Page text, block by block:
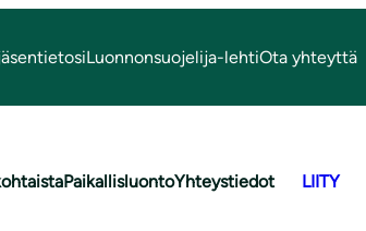
Luonnonsuojelija-lehtiOta yhteyttä
PaikallisluontoYhteystiedot LIITY